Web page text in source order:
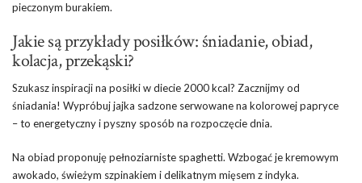
pieczonym burakiem.
Jakie są przykłady posiłków: śniadanie, obiad,
kolacja, przekąski?
Szukasz inspiracji na posiłki w diecie 2000 kcal? Zacznijmy od
śniadania! Wypróbuj jajka sadzone serwowane na kolorowej papryce
– to energetyczny i pyszny sposób na rozpoczęcie dnia.
Na obiad proponuję pełnoziarniste spaghetti. Wzbogać je kremowym
awokado, świeżym szpinakiem i delikatnym mięsem z indyka.